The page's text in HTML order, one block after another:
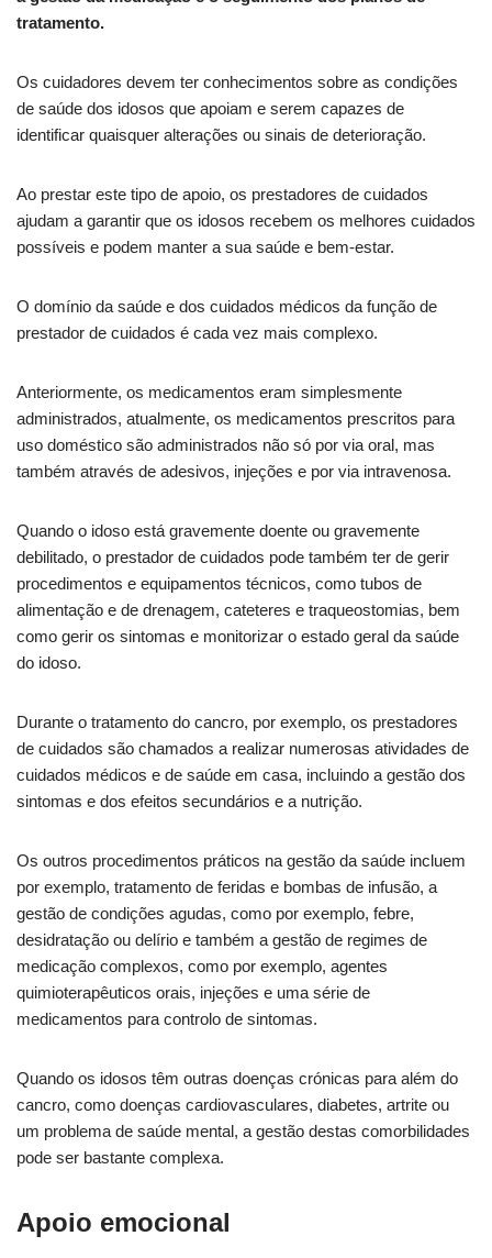
tratamento.
Os cuidadores devem ter conhecimentos sobre as condições
de saúde dos idosos que apoiam e serem capazes de
identificar quaisquer alterações ou sinais de deterioração.
Ao prestar este tipo de apoio, os prestadores de cuidados
ajudam a garantir que os idosos recebem os melhores cuidados
possíveis e podem manter a sua saúde e bem-estar.
O domínio da saúde e dos cuidados médicos da função de
prestador de cuidados é cada vez mais complexo.
Anteriormente, os medicamentos eram simplesmente
administrados, atualmente, os medicamentos prescritos para
uso doméstico são administrados não só por via oral, mas
também através de adesivos, injeções e por via intravenosa.
Quando o idoso está gravemente doente ou gravemente
debilitado, o prestador de cuidados pode também ter de gerir
procedimentos e equipamentos técnicos, como tubos de
alimentação e de drenagem, cateteres e traqueostomias, bem
como gerir os sintomas e monitorizar o estado geral da saúde
do idoso.
Durante o tratamento do cancro, por exemplo, os prestadores
de cuidados são chamados a realizar numerosas atividades de
cuidados médicos e de saúde em casa, incluindo a gestão dos
sintomas e dos efeitos secundários e a nutrição.
Os outros procedimentos práticos na gestão da saúde incluem
por exemplo, tratamento de feridas e bombas de infusão, a
gestão de condições agudas, como por exemplo, febre,
desidratação ou delírio e também a gestão de regimes de
medicação complexos, como por exemplo, agentes
quimioterapêuticos orais, injeções e uma série de
medicamentos para controlo de sintomas.
Quando os idosos têm outras doenças crónicas para além do
cancro, como doenças cardiovasculares, diabetes, artrite ou
um problema de saúde mental, a gestão destas comorbilidades
pode ser bastante complexa.
Apoio emocional